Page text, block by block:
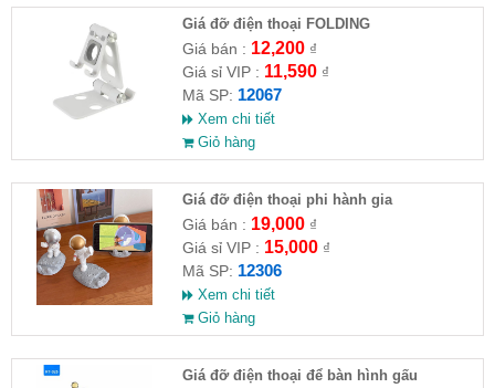
Giá đỡ điện thoại FOLDING
Giá bán : 12,200₫
Giá sỉ VIP : 11,590₫
Mã SP: 12067
Xem chi tiết
Giỏ hàng
Giá đỡ điện thoại phi hành gia
Giá bán : 19,000₫
Giá sỉ VIP : 15,000₫
Mã SP: 12306
Xem chi tiết
Giỏ hàng
Giá đỡ điện thoại để bàn hình gấu